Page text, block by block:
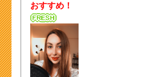
おすすめ！